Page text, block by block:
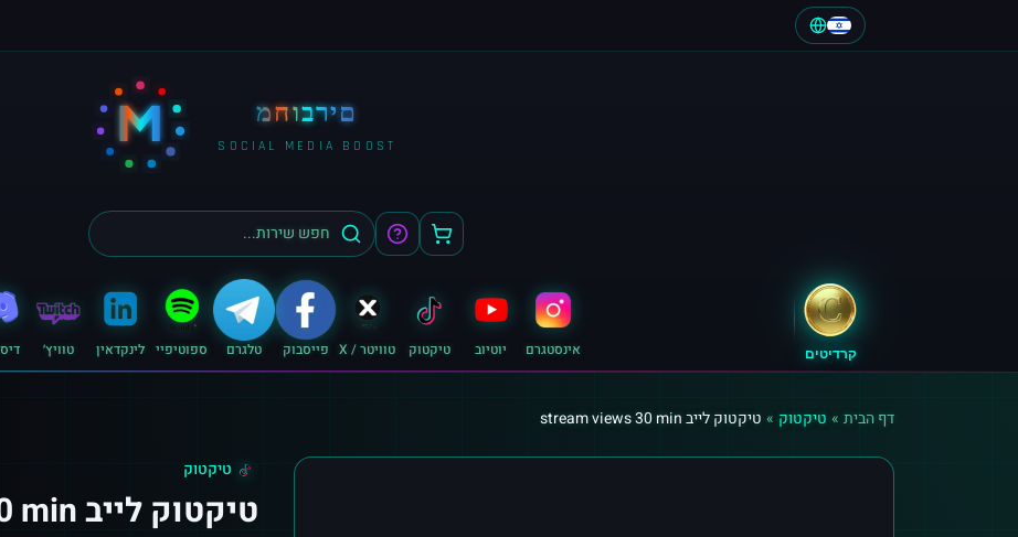
M מחוברים
SOCIAL MEDIA BOOST
קרדיטים אינסטגרם יוטיוב טיקטוק טוויטר / X פייסבוק טלגרם ספוטיפיי לינקדאין טוויץ׳
דף הבית » טיקטוק » טיקטוק לייב stream views 30 min
טיקטוק
טיקטוק לייב stream views 30 min